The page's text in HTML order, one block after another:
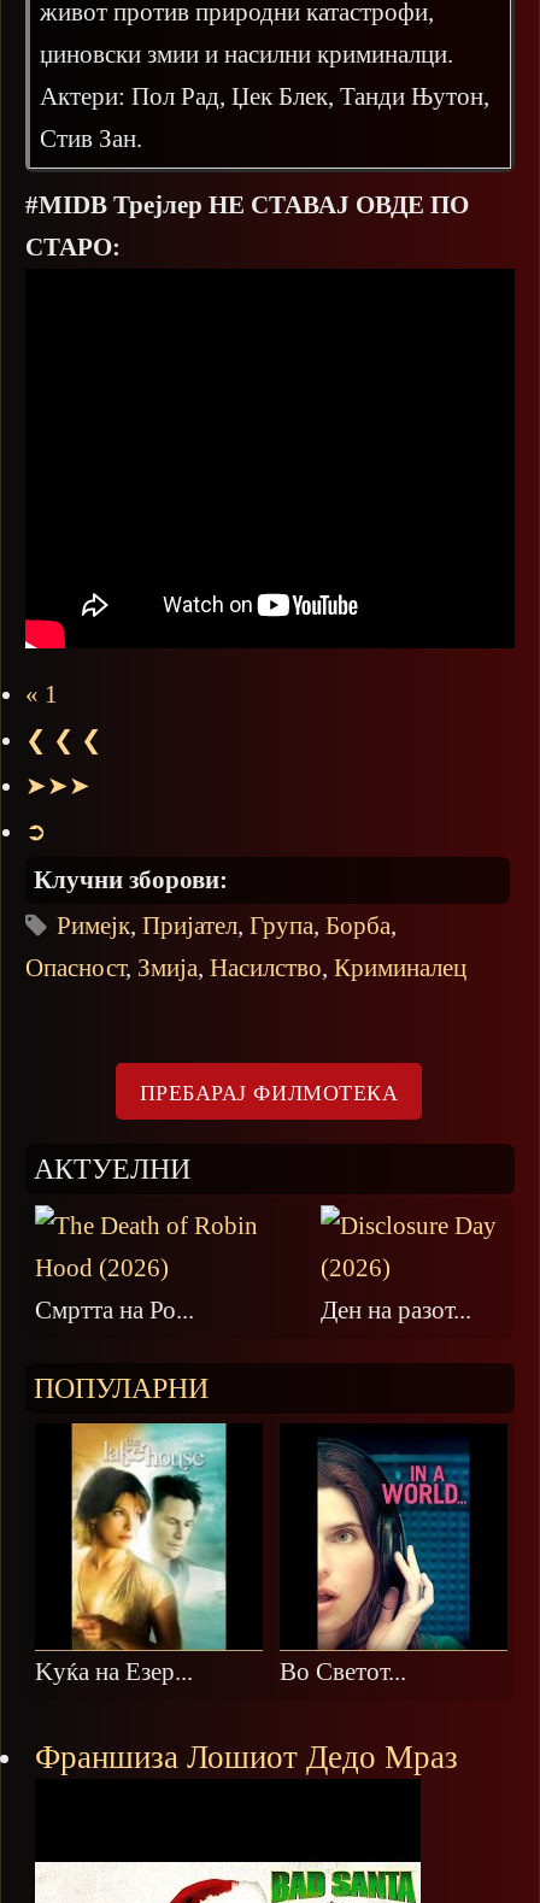
живот против природни катастрофи,
џиновски змии и насилни криминалци.
Актери: Пол Рад, Џек Блек, Танди Њутон,
Стив Зан.
#MIDB Трејлер НЕ СТАВАЈ ОВДЕ ПО
СТАРО:
« 1
❮ ❮ ❮
➤➤➤
➲
Клучни зборови:
Римејк, Пријател, Група, Борба,
Опасност, Змија, Насилство, Криминалец
АКТУЕЛНИ
Смртта на Ро... Ден на разот...
ПОПУЛАРНИ
Kуќа на Езер... Во Светот...
Франшиза Лошиот Дедо Мраз